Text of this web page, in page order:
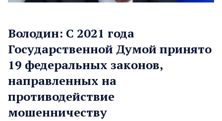
Володин: С 2021 года
Государственной Думой принято
19 федеральных законов,
направленных на
противодействие
мошенничеству